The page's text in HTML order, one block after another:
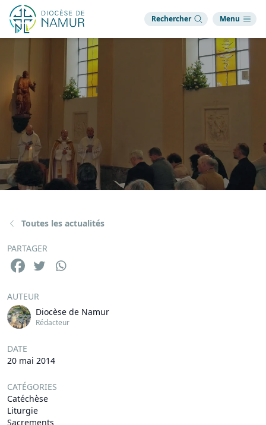
Rechercher Menu
Toutes les actualités
PARTAGER
AUTEUR
Diocèse de Namur
Rédacteur
DATE
20 mai 2014
CATÉGORIES
Catéchèse
Liturgie
Sacrements